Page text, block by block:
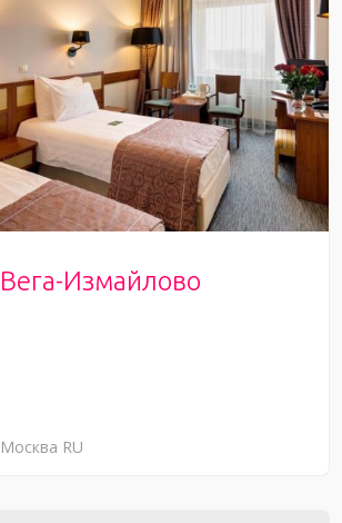
Вега-Измайлово
Москва RU